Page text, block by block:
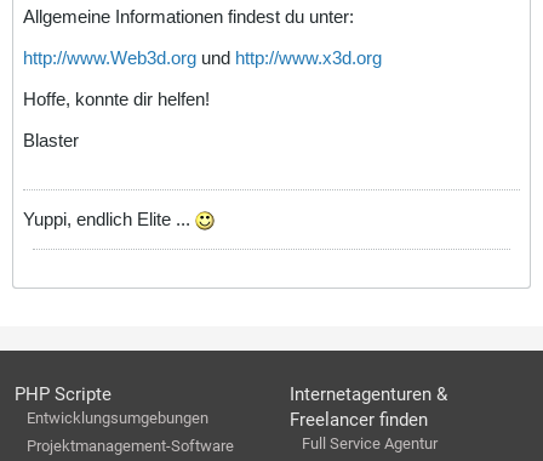
Allgemeine Informationen findest du unter:
http://www.Web3d.org und http://www.x3d.org
Hoffe, konnte dir helfen!
Blaster
Yuppi, endlich Elite ...
PHP Scripte
Entwicklungsumgebungen
Projektmanagement-Software
Internetagenturen &
Freelancer finden
Full Service Agentur